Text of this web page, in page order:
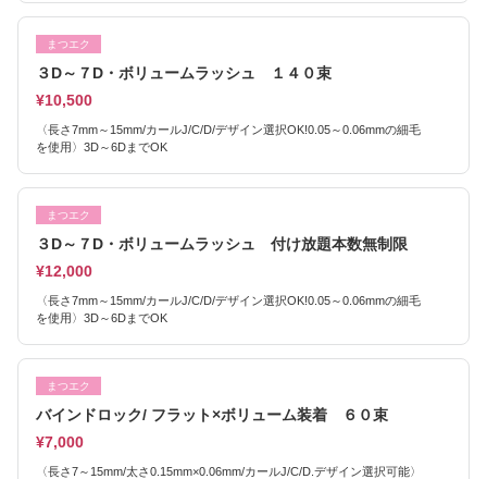
まつエク
３D～７D・ボリュームラッシュ １４０束
¥10,500
〈長さ7mm～15mm/カールJ/C/D/デザイン選択OK!0.05～0.06mmの細毛
を使用〉3D～6DまでOK
まつエク
３D～７D・ボリュームラッシュ 付け放題本数無制限
¥12,000
〈長さ7mm～15mm/カールJ/C/D/デザイン選択OK!0.05～0.06mmの細毛
を使用〉3D～6DまでOK
まつエク
バインドロック/ フラット×ボリューム装着 ６０束
¥7,000
〈長さ7～15mm/太さ0.15mm×0.06mm/カールJ/C/D.デザイン選択可能〉